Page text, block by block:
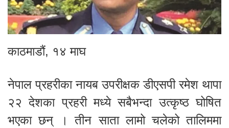
काठमाडौं, १४ माघ
नेपाल प्रहरीका नायब उपरीक्षक डीएसपी रमेश थापा
२२ देशका प्रहरी मध्ये सबैभन्दा उत्कृष्ठ घोषित
भएका छन् । तीन साता लामो चलेको तालिममा